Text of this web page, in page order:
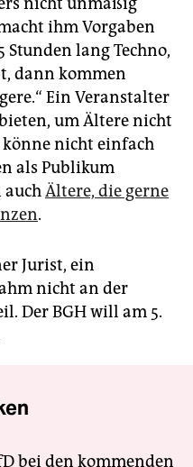
ihm Vorgaben
Stunden lang Techno,
dann kommen
Ein Veranstalter
um Ältere nicht
nicht einfach
als Publikum
auchÄltere, die gerne
.
Jurist, ein
nicht an der
Der BGH will am 5.
bei den kommenden